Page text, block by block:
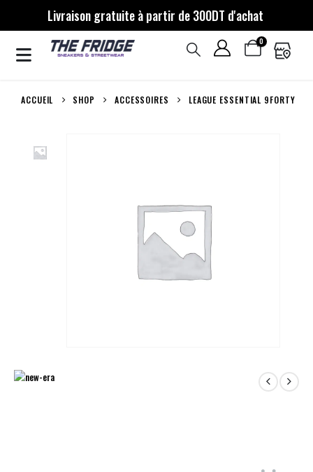
Livraison gratuite à partir de 300DT d'achat
0
ACCUEIL SHOP ACCESSOIRES LEAGUE ESSENTIAL 9FORTY